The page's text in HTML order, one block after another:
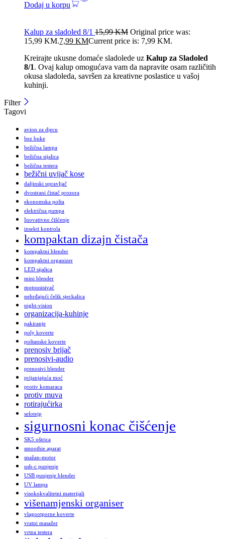
Dodaj u korpu
Kalup za sladoled 8/1 15,99KM Original price was:
15,99 KM.7,99 KMCurrent price is: 7,99 KM.
Kreirajte ukusne domaće sladolede uz Kalup za Sladoled
8/1. Ovaj kalup omogućava vam da napravite osam različitih
okusa sladoleda, savršen za kreativne poslastice u vašoj
kuhinji.
Filter
Tagovi
avion za djecu
bez buke
bežična lampa
bežična sijalica
bežična testera
bežični uvijač kose
daljinski upravljač
dvostrani čistač prozora
ekonomska pošta
električna pumpa
Inovativno čišćenje
insekti kontrola
kompaktan dizajn čistača
kompaktni blender
kompaktni organizer
LED sijalica
mini blender
motousisivač
nehrđajući čelik sjeckalica
night-vision
organizacija-kuhinje
pakiranje
poly koverte
poštanske koverte
prenosiv brijač
prenosivi-audio
prenosivi blender
prijanjajuća moć
protiv komaraca
protiv muva
rotirajućirka
selotejp
sigurnosni konac čišćenje
SK5 oštrica
smoothie aparat
snažan-motor
usb-c punjenje
USB punjenje blender
UV lampa
visokokvalitetni materijali
višenamjenski organiser
vlagootporne koverte
vratni masažer
vrtna testera